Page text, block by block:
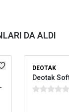
DA ALDI
DEOTAK
Deotak